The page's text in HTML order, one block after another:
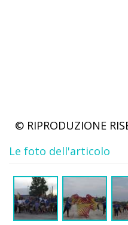
© RIPRODUZIONE
Le foto dell'articolo